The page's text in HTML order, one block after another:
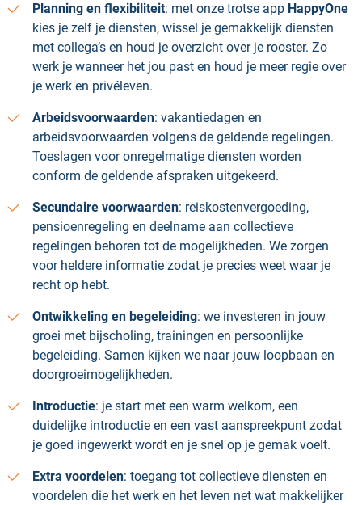
Planning en flexibiliteit: met onze trotse app HappyOne
kies je zelf je diensten, wissel je gemakkelijk diensten
met collega’s en houd je overzicht over je rooster. Zo
werk je wanneer het jou past en houd je meer regie over
je werk en privéleven.
Arbeidsvoorwaarden: vakantiedagen en
arbeidsvoorwaarden volgens de geldende regelingen.
Toeslagen voor onregelmatige diensten worden
conform de geldende afspraken uitgekeerd.
Secundaire voorwaarden: reiskostenvergoeding,
pensioenregeling en deelname aan collectieve
regelingen behoren tot de mogelijkheden. We zorgen
voor heldere informatie zodat je precies weet waar je
recht op hebt.
Ontwikkeling en begeleiding: we investeren in jouw
groei met bijscholing, trainingen en persoonlijke
begeleiding. Samen kijken we naar jouw loopbaan en
doorgroeimogelijkheden.
Introductie: je start met een warm welkom, een
duidelijke introductie en een vast aanspreekpunt zodat
je goed ingewerkt wordt en je snel op je gemak voelt.
Extra voordelen: toegang tot collectieve diensten en
voordelen die het werk en het leven net wat makkelijker